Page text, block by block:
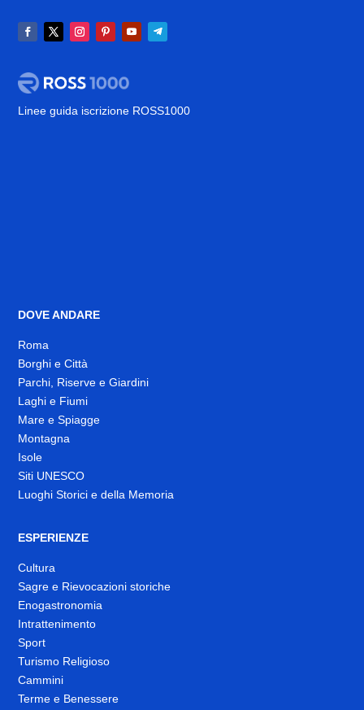
Linee guida iscrizione ROSS1000
DOVE ANDARE
Roma
Borghi e Città
Parchi, Riserve e Giardini
Laghi e Fiumi
Mare e Spiagge
Montagna
Isole
Siti UNESCO
Luoghi Storici e della Memoria
ESPERIENZE
Cultura
Sagre e Rievocazioni storiche
Enogastronomia
Intrattenimento
Sport
Turismo Religioso
Cammini
Terme e Benessere